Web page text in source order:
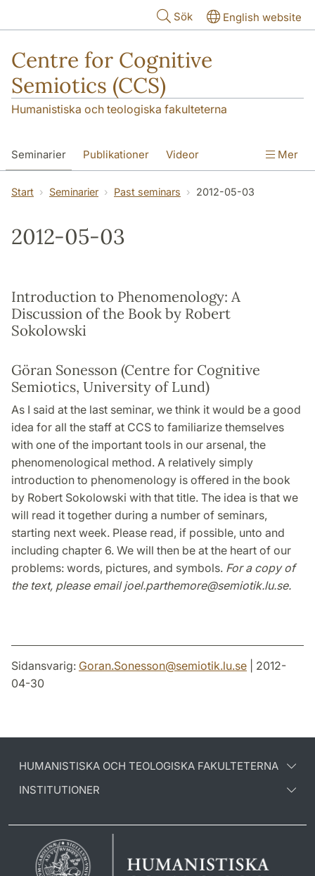
Sök English website
Centre for Cognitive
Semiotics (CCS)
Humanistiska och teologiska fakulteterna
Seminarier Publikationer Videor Mer
Start Seminarier Past seminars 2012-05-03
2012-05-03
Introduction to Phenomenology: A
Discussion of the Book by Robert
Sokolowski
Göran Sonesson (Centre for Cognitive
Semiotics, University of Lund)
As I said at the last seminar, we think it would be a good
idea for all the staff at CCS to familiarize themselves
with one of the important tools in our arsenal, the
phenomenological method. A relatively simply
introduction to phenomenology is offered in the book
by Robert Sokolowski with that title. The idea is that we
will read it together during a number of seminars,
starting next week. Please read, if possible, unto and
including chapter 6. We will then be at the heart of our
problems: words, pictures, and symbols. For a copy of
the text, please email joel.parthemore@semiotik.lu.se.
Sidansvarig: Goran.Sonesson@semiotik.lu.se | 2012-
04-30
HUMANISTISKA OCH TEOLOGISKA FAKULTETERNA
INSTITUTIONER